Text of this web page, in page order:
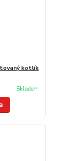
kotlík
Skladom